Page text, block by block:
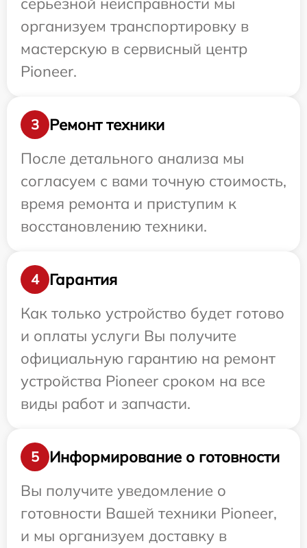
организуем транспортировку в
мастерскую в сервисный центр
Pioneer.
3
Ремонт техники
После детального анализа мы
согласуем с вами точную стоимость,
время ремонта и приступим к
восстановлению техники.
4
Гарантия
Как только устройство будет готово
и оплаты услуги Вы получите
официальную гарантию на ремонт
устройства Pioneer сроком на все
виды работ и запчасти.
5
Информирование о готовности
Вы получите уведомление о
готовности Вашей техники Pioneer,
и мы организуем доставку в